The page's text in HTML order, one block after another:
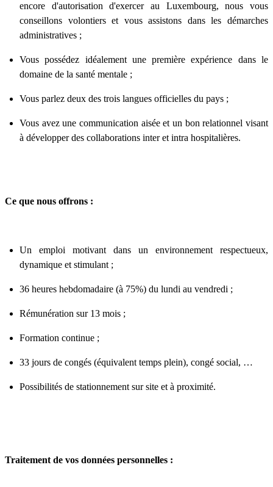
encore d'autorisation d'exercer au Luxembourg, nous vous
conseillons volontiers et vous assistons dans les démarches
administratives ;
Vous possédez idéalement une première expérience dans le
domaine de la santé mentale ;
Vous parlez deux des trois langues officielles du pays ;
Vous avez une communication aisée et un bon relationnel visant
à développer des collaborations inter et intra hospitalières.
Ce que nous offrons :
Un emploi motivant dans un environnement respectueux,
dynamique et stimulant ;
36 heures hebdomadaire (à 75%) du lundi au vendredi ;
Rémunération sur 13 mois ;
Formation continue ;
33 jours de congés (équivalent temps plein), congé social, …
Possibilités de stationnement sur site et à proximité.
Traitement de vos données personnelles :